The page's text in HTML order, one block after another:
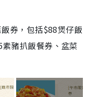
券，包括$88煲仔飯
豬扒飯餐券、盆菜